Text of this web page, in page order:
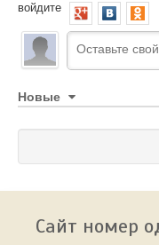
войдите
Новые
Сайт номер